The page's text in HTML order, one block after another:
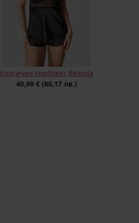
Еротичен комплект Belinda
40,99 € (80,17 лв.)